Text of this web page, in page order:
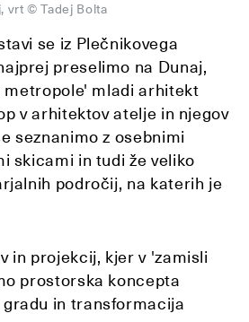
vrt © Tadej Bolta
se iz Plečnikovega
preselimo na Dunaj,
metropole' mladi arhitekt
v arhitektov atelje in njegov
seznanimo z osebnimi
skicami in tudi že veliko
področij, na katerih je
in projekcij, kjer v 'zamisli
prostorska koncepta
in transformacija